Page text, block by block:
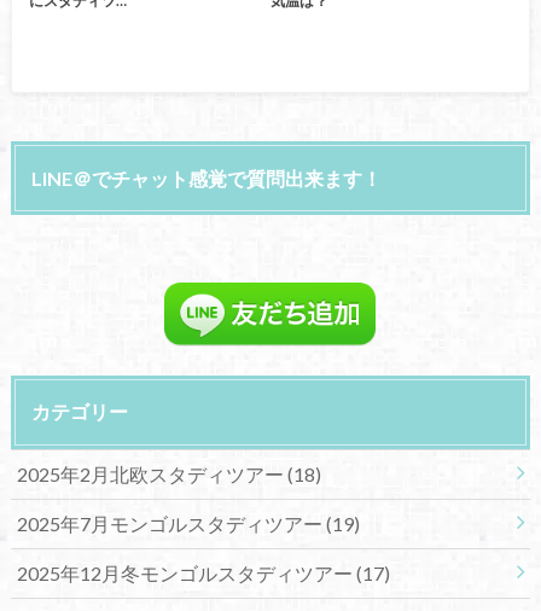
LINE＠でチャット感覚で質問出来ます！
カテゴリー
2025年2月北欧スタディツアー (18)
2025年7月モンゴルスタディツアー (19)
2025年12月冬モンゴルスタディツアー (17)